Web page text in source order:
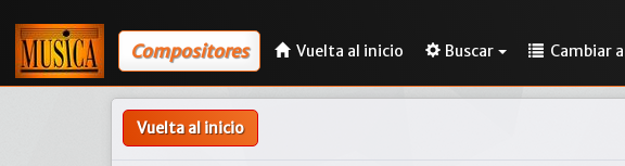
Compositores Vuelta al inicio Buscar Cambiar
Vuelta al inicio